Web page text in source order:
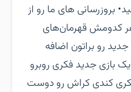
بروزرسانی های ما رو از
کدومش قهرمان‌های
رو براتون اضافه
یک بازی جدید فکری روبرو
کندی کراش رو دوست